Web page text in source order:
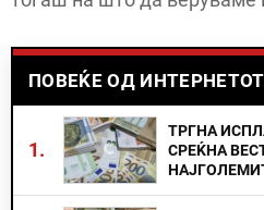
ПОВЕЌЕ ОД
1.
ТРГНА
СРЕЌНА